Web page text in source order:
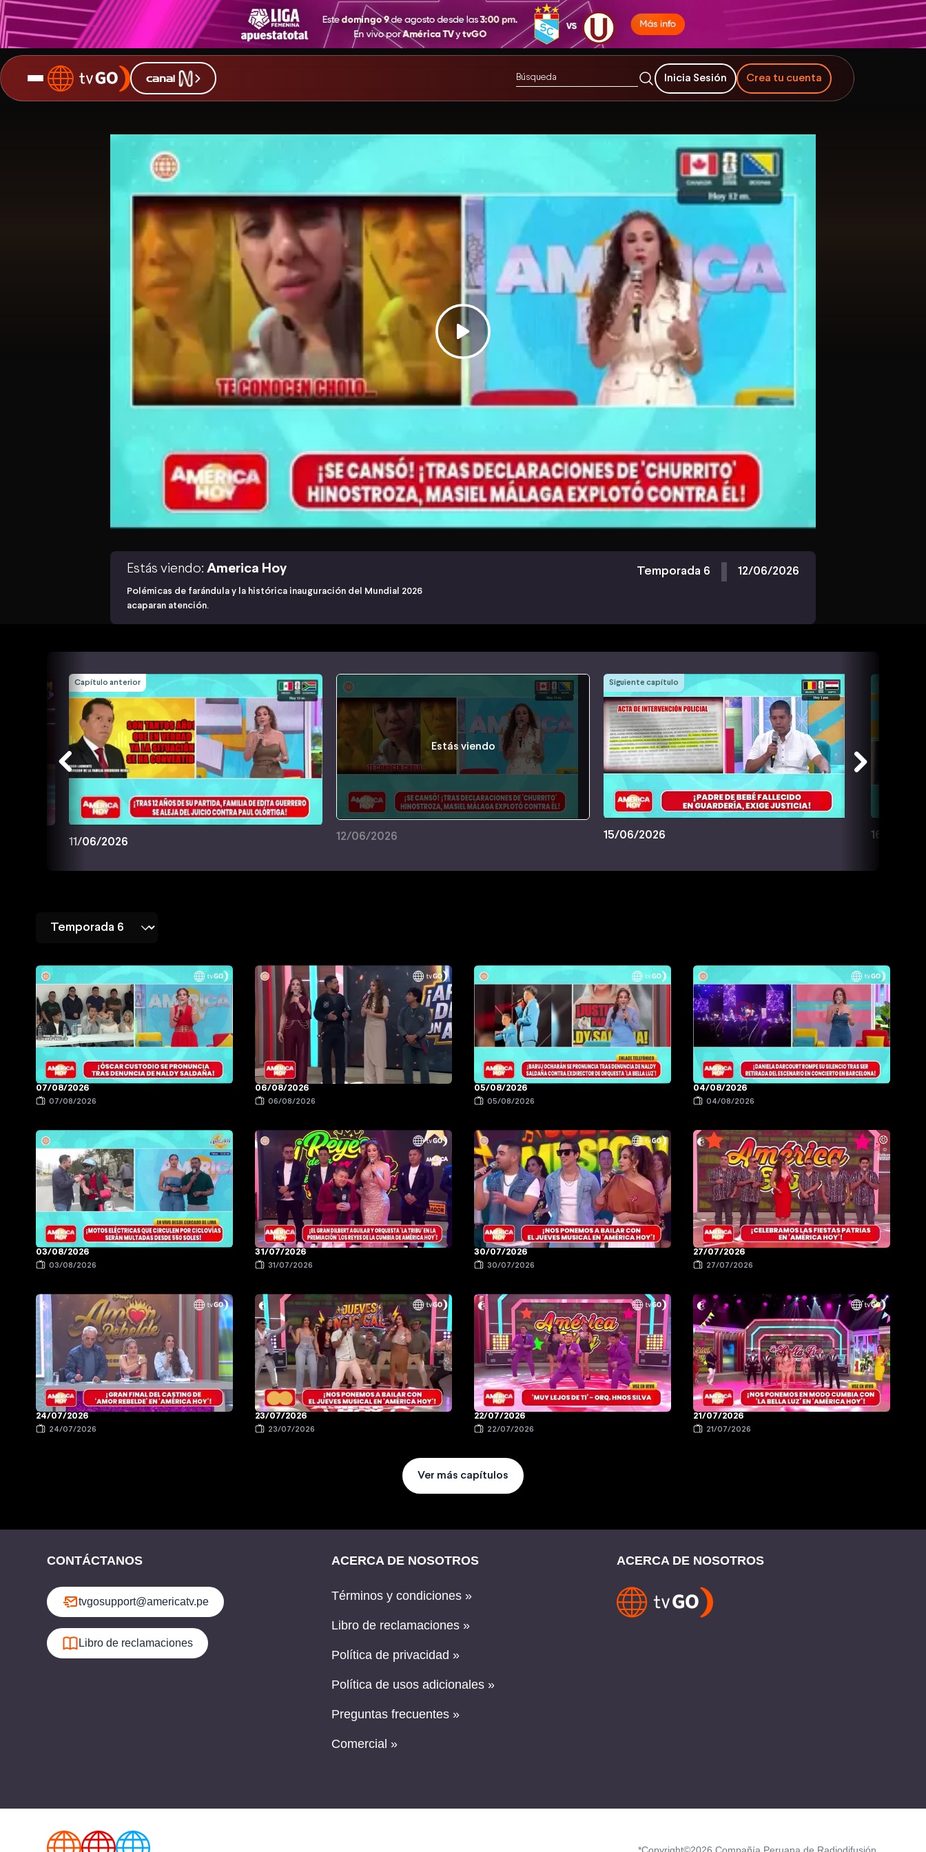
Inicia Sesión Crea tu cuenta
Estás viendo: America Hoy
Polémicas de farándula y la histórica inauguración del Mundial 2026
acaparan atención.
Temporada 6 12/06/2026
Capítulo anterior
11/06/2026
Estás viendo
12/06/2026
Siguiente capítulo
15/06/2026 16/06/
07/08/2026
07/08/2026
06/08/2026
06/08/2026
05/08/2026
05/08/2026
04/08/2026
04/08/2026
03/08/2026
03/08/2026
31/07/2026
31/07/2026
30/07/2026
30/07/2026
27/07/2026
27/07/2026
24/07/2026
24/07/2026
23/07/2026
23/07/2026
22/07/2026
22/07/2026
21/07/2026
21/07/2026
Ver más capítulos
CONTÁCTANOS
tvgosupport@americatv.pe
Libro de reclamaciones
ACERCA DE NOSOTROS
Términos y condiciones »
Libro de reclamaciones »
Política de privacidad »
Política de usos adicionales »
Preguntas frecuentes »
Comercial »
ACERCA DE NOSOTROS